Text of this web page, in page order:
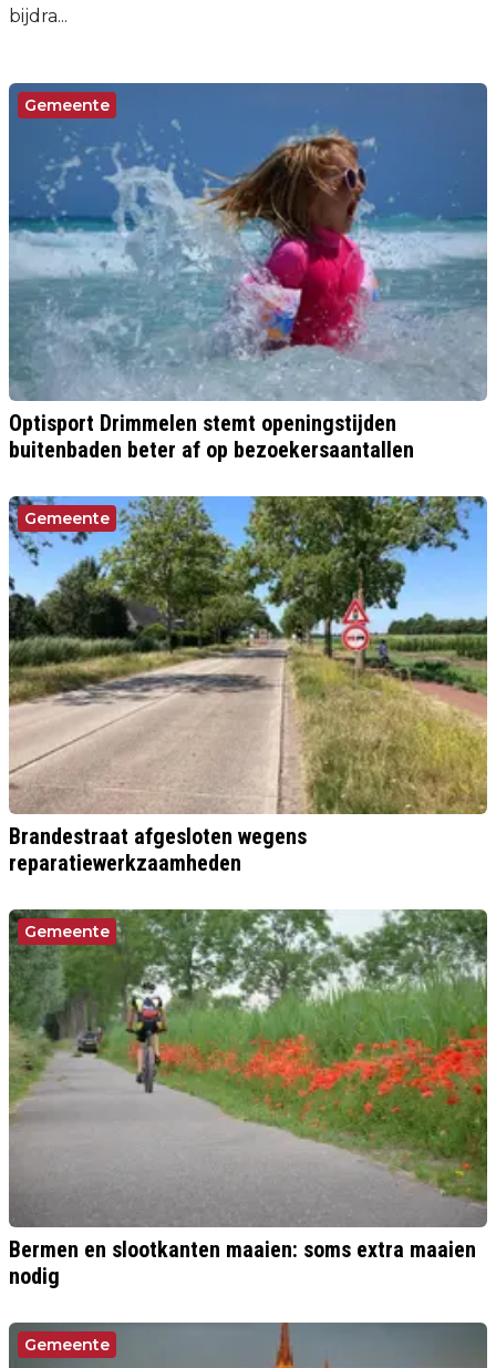
bijdra...
Gemeente
Optisport Drimmelen stemt openingstijden
buitenbaden beter af op bezoekersaantallen
Gemeente
Brandestraat afgesloten wegens
reparatiewerkzaamheden
Gemeente
Bermen en slootkanten maaien: soms extra maaien
nodig
Gemeente